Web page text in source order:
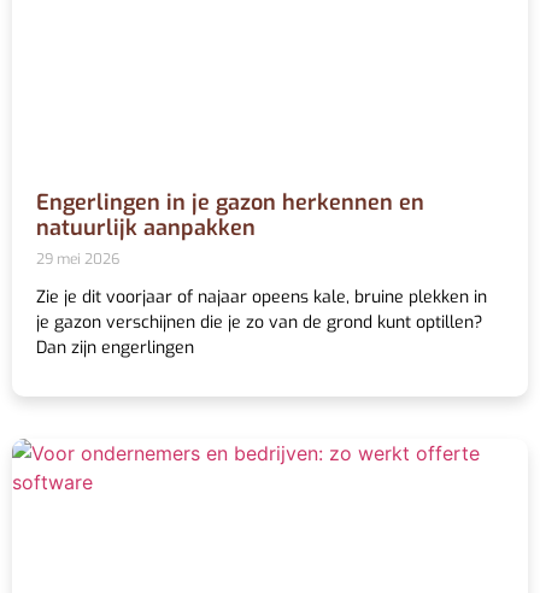
Engerlingen in je gazon herkennen en
natuurlijk aanpakken
29 mei 2026
Zie je dit voorjaar of najaar opeens kale, bruine plekken in
je gazon verschijnen die je zo van de grond kunt optillen?
Dan zijn engerlingen